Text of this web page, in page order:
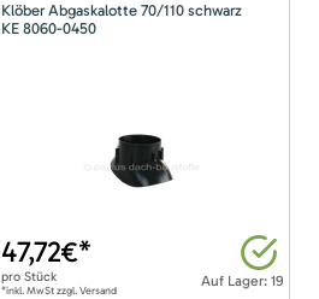
Klöber Abgaskalotte 70/110 schwarz
KE 8060-0450
Auf Lager: 19
47,72€*
pro Stück
*inkl. MwSt zzgl. Versand